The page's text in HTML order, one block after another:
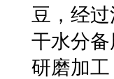
豆，经
干水分备
研磨加